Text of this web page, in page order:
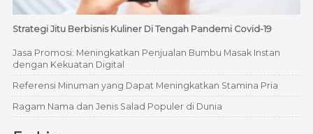
Strategi Jitu Berbisnis Kuliner Di Tengah Pandemi Covid-19
Jasa Promosi: Meningkatkan Penjualan Bumbu Masak Instan
dengan Kekuatan Digital
Referensi Minuman yang Dapat Meningkatkan Stamina Pria
Ragam Nama dan Jenis Salad Populer di Dunia